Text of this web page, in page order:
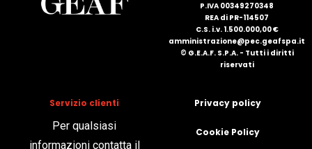
P.IVA 00349270348
REA di PR-114507
C.S. i.v. 1.500.000,00 €
amministrazione@pec.geafspa.it
© G.E.A.F. S.P.A. - Tutti i diritti
riservati
Servizio clienti
Per qualsiasi
informazioni contatta il
Privacy policy
Cookie Policy